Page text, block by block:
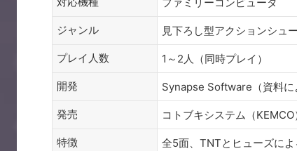
ジャンル 見下ろし型アクションシュ
プレイ人数 1～2人（同時プレイ）
開発 Synapse Software（資料に
発売 コトブキシステム（KEMCO
特徴 全5面、TNTとヒューズに